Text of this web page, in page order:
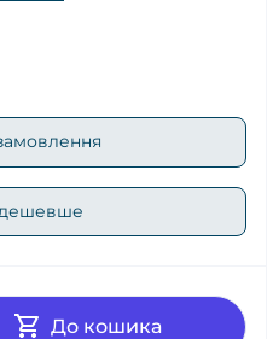
До кошика